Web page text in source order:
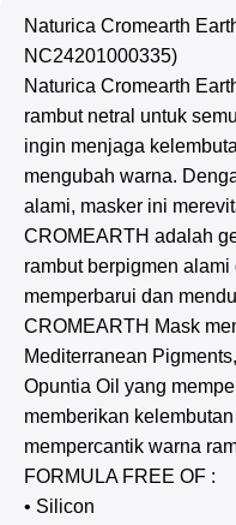
Naturica Cromearth
NC24201000335)
Naturica Cromearth
rambut netral untuk
ingin menjaga
mengubah warna.
alami, masker ini
CROMEARTH adalah
rambut berpigmen
memperbarui dan
CROMEARTH Mask
Mediterranean
Opuntia Oil yang
memberikan
mempercantik warna
FORMULA FREE OF :
• Silicon